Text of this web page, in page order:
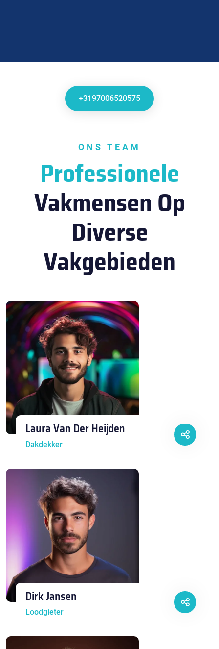
+3197006520575
ONS TEAM
Professionele
Vakmensen Op
Diverse
Vakgebieden
Laura Van Der Heijden
Dakdekker
Dirk Jansen
Loodgieter